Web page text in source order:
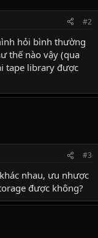
#2
hỏi bình thường
thế nào vậy (qua
tape library được
#3
nhau, ưu nhược
được không?